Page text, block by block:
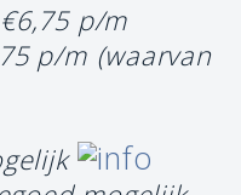
p/m
p/m (waarvan